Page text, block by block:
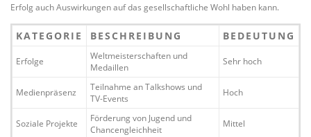
Erfolg auch Auswirkungen auf das gesellschaftliche Wohl haben kann.
KATEGORIE BESCHREIBUNG BEDEUTUNG
Erfolge
Weltmeisterschaften und
Medaillen
Sehr hoch
Medienpräsenz
Teilnahme an Talkshows und
TV-Events
Hoch
Soziale Projekte
Förderung von Jugend und
Chancengleichheit
Mittel